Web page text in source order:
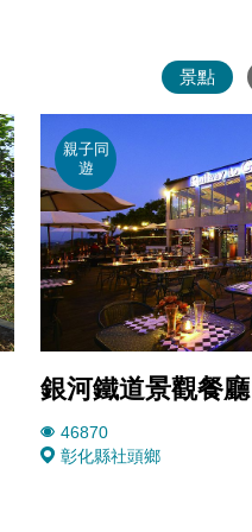
景點
親子同
遊
銀河鐵道景觀餐廳
46870
彰化縣社頭鄉